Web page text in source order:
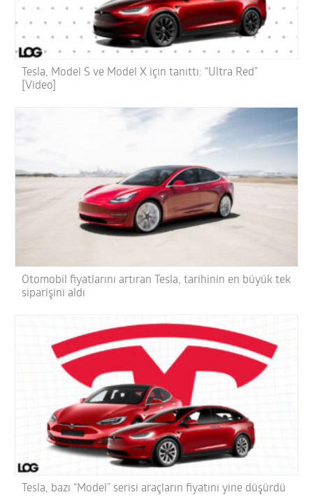
Tesla, Model S ve Model X için tanıttı: “Ultra Red”
[Video]
Otomobil fiyatlarını artıran Tesla, tarihinin en büyük tek
siparişini aldı
Tesla, bazı “Model” serisi araçların fiyatını yine düşürdü